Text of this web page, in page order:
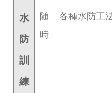
水
防
訓
練
随
時
各種水防工